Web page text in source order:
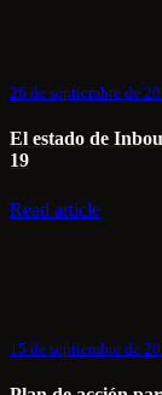
26 de septiembre de
El estado de
19
Read article
15 de septiembre de